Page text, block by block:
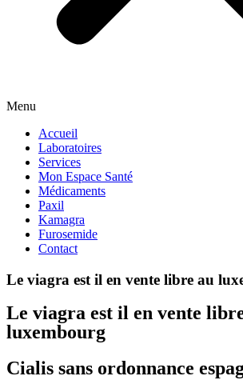
Menu
Accueil
Laboratoires
Services
Mon Espace Santé
Médicaments
Paxil
Kamagra
Furosemide
Contact
Le viagra est il en vente libre au
Le viagra est il en vente
luxembourg
Cialis sans ordonnance